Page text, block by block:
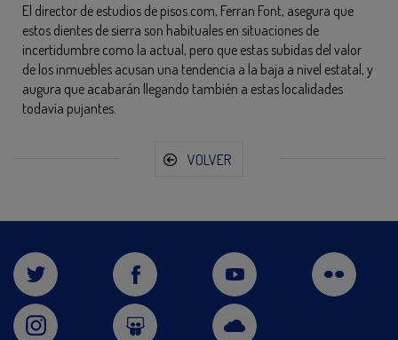
El director de estudios de pisos.com, Ferran Font, asegura que
estos dientes de sierra son habituales en situaciones de
incertidumbre como la actual, pero que estas subidas del valor
de los inmuebles acusan una tendencia a la baja a nivel estatal, y
augura que acabarán llegando también a estas localidades
todavía pujantes.
VOLVER